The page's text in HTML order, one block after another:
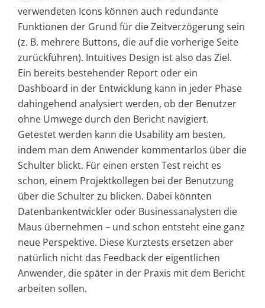
verwendeten Icons können auch redundante
Funktionen der Grund für die Zeitverzögerung sein
(z. B. mehrere Buttons, die auf die vorherige Seite
zurückführen). Intuitives Design ist also das Ziel.
Ein bereits bestehender Report oder ein
Dashboard in der Entwicklung kann in jeder Phase
dahingehend analysiert werden, ob der Benutzer
ohne Umwege durch den Bericht navigiert.
Getestet werden kann die Usability am besten,
indem man dem Anwender kommentarlos über die
Schulter blickt. Für einen ersten Test reicht es
schon, einem Projektkollegen bei der Benutzung
über die Schulter zu blicken. Dabei könnten
Datenbankentwickler oder Businessanalysten die
Maus übernehmen – und schon entsteht eine ganz
neue Perspektive. Diese Kurztests ersetzen aber
natürlich nicht das Feedback der eigentlichen
Anwender, die später in der Praxis mit dem Bericht
arbeiten sollen.